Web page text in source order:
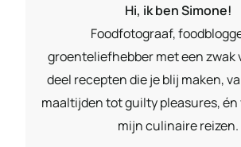
Hi, ik ben Simone!
Foodfotograaf,
groenteliefhebber met een zwak
deel recepten die je blij maken,
maaltijden tot guilty pleasures,
mijn culinaire reizen.